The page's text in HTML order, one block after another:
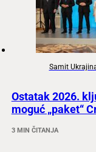
Samit
Ostatak 2026.
moguć „paket“
3 MIN ČITANJA